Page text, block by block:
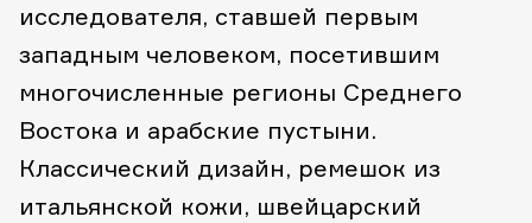
исследователя, ставшей первым
западным человеком, посетившим
многочисленные регионы Среднего
Востока и арабские пустыни.
Классический дизайн, ремешок из
итальянской кожи, швейцарский